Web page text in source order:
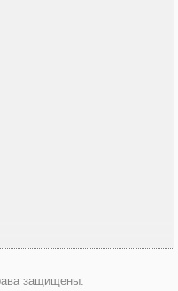
защищены.